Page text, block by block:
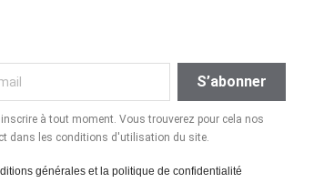
à tout moment. Vous trouverez pour cela nos
dans les conditions d'utilisation du site.
générales et la politique de confidentialité